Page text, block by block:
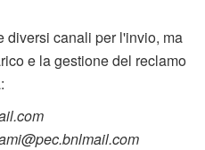
diversi canali per l'invio, ma
e la gestione del reclamo